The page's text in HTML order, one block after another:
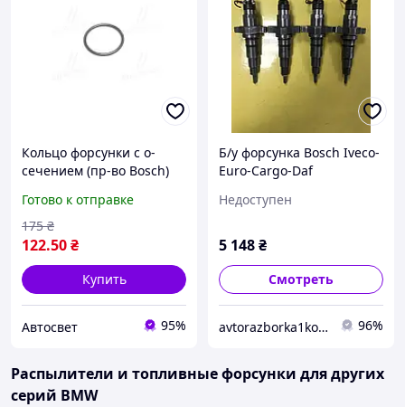
Кольцо форсунки с o-
сечением (пр-во Bosch)
Готово к отправке
122.50₴
175 ₴
Купить
Автосвет 95%
Б/у форсунка Bosch Iveco-
Euro-Cargo-Daf
Недоступен
5 148₴
Смотреть
avtorazborka1kovel 96%
Распылители и топливные форсунки для других
серий BMW